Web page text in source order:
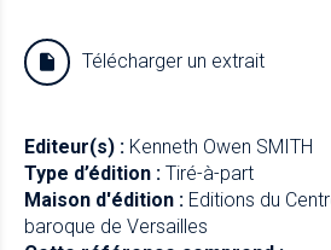
Télécharger un extrait
Editeur(s) : Kenneth Owen SMITH
Type d’édition : Tiré-à-part
Maison d'édition : Editions du
baroque de Versailles